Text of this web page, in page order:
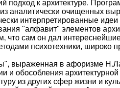
подход к архитектуре.
аналитически очищенных
интерпретированные
"алфавит" элементов
что сам он дал
психотехники,
выраженная в афоризме
и обособления
из других сфер жизни и